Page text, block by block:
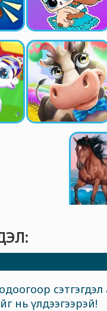
сэтгэгдэл
нь үлдээгээрэй!